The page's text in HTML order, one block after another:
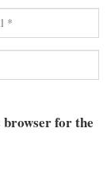
browser for the